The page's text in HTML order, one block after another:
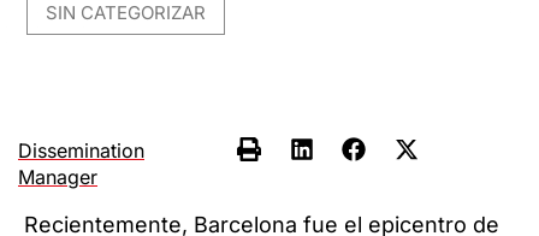
SIN CATEGORIZAR
Dissemination
Manager
Recientemente, Barcelona fue el epicentro de